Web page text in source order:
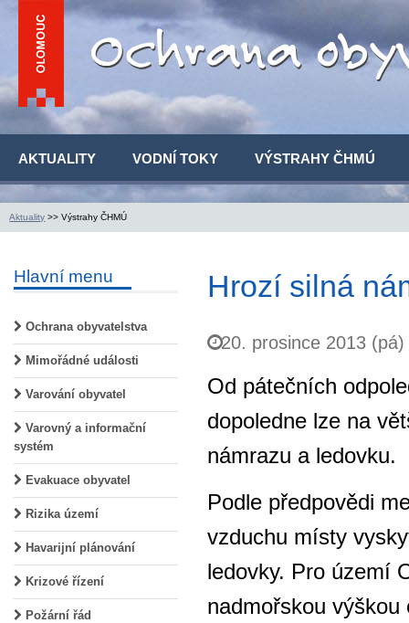
AKTUALITY VODNÍ TOKY VÝSTRAHY ČHMÚ
Aktuality >> Výstrahy ČHMÚ
Hlavní menu
Ochrana obyvatelstva
Mimořádné události
Varování obyvatel
Varovný a informační
systém
Evakuace obyvatel
Rizika území
Havarijní plánování
Krizové řízení
Požární řád
Hrozí silná
20. prosince 2013 (pá)
Od pátečních
dopoledne lze na
námrazu a ledovku.
Podle předpovědi
vzduchu místy
ledovky. Pro území
nadmořskou